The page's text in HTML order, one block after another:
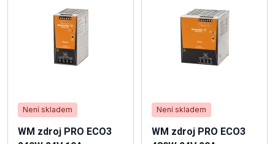
Není skladem
WM zdroj PRO ECO3
Není skladem
WM zdroj PRO ECO3